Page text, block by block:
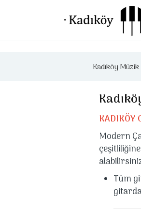
Kadıköy
KADIKÖY
Modern
Tüm